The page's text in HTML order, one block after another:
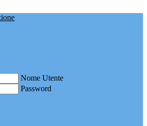
Nome Utente
Password